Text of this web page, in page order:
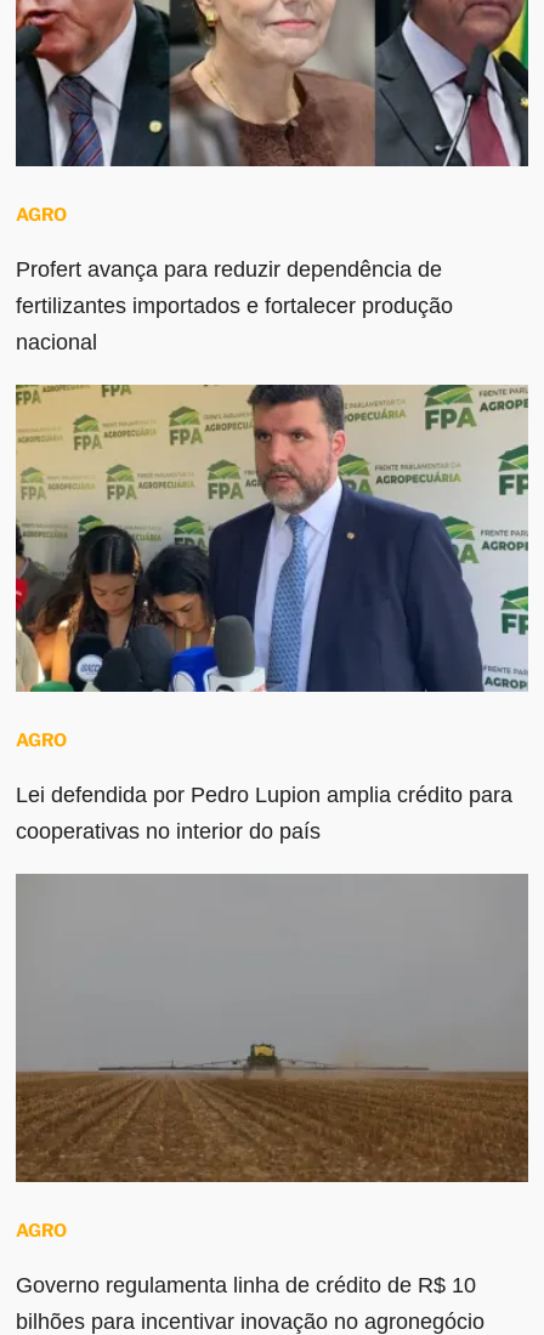
AGRO
Profert avança para reduzir dependência de
fertilizantes importados e fortalecer produção
nacional
AGRO
Lei defendida por Pedro Lupion amplia crédito para
cooperativas no interior do país
AGRO
Governo regulamenta linha de crédito de R$ 10
bilhões para incentivar inovação no agronegócio